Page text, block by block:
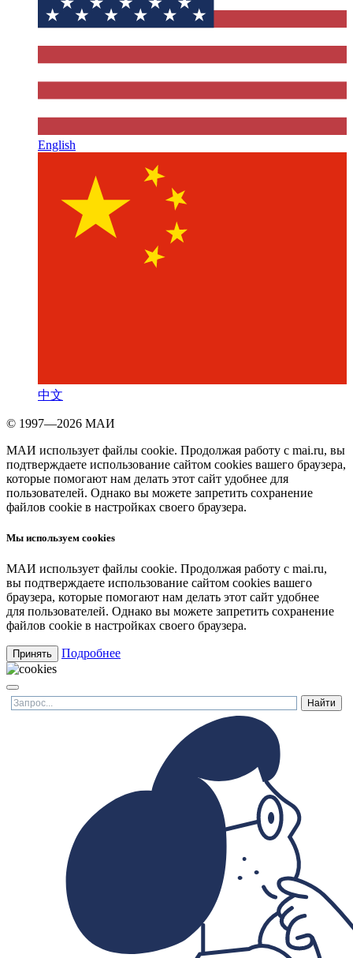
English
中文
© 1997—2026 МАИ
МАИ использует файлы cookie. Продолжая работу с mai.ru, вы
подтверждаете использование сайтом cookies вашего браузера,
которые помогают нам делать этот сайт удобнее для
пользователей. Однако вы можете запретить сохранение
файлов cookie в настройках своего браузера.
Мы используем cookies
МАИ использует файлы cookie. Продолжая работу с mai.ru,
вы подтверждаете использование сайтом cookies вашего
браузера, которые помогают нам делать этот сайт удобнее
для пользователей. Однако вы можете запретить сохранение
файлов cookie в настройках своего браузера.
Принять Подробнее